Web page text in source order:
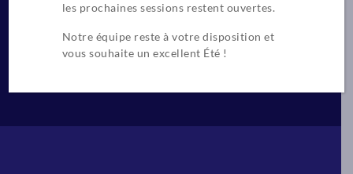
Suivez nous
les prochaines sessions restent ouvertes.
Notre équipe reste à votre disposition et
vous souhaite un excellent Été !